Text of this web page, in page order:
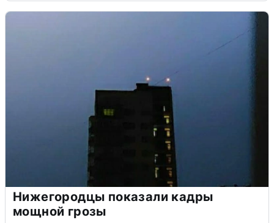
Нижегородцы показали кадры
мощной грозы